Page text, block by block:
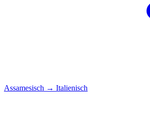
Assamesisch → Italienisch